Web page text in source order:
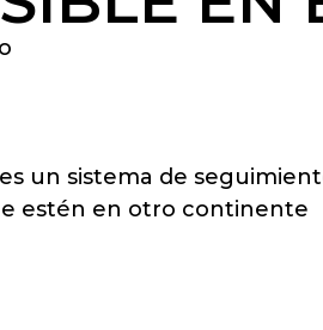
un sistema de
estén en otro continente